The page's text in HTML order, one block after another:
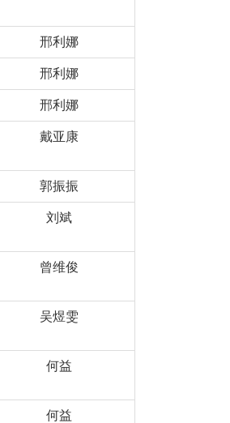
邢利娜
邢利娜
邢利娜
戴亚康
郭振振
刘斌
曾维俊
吴煜雯
何益
何益